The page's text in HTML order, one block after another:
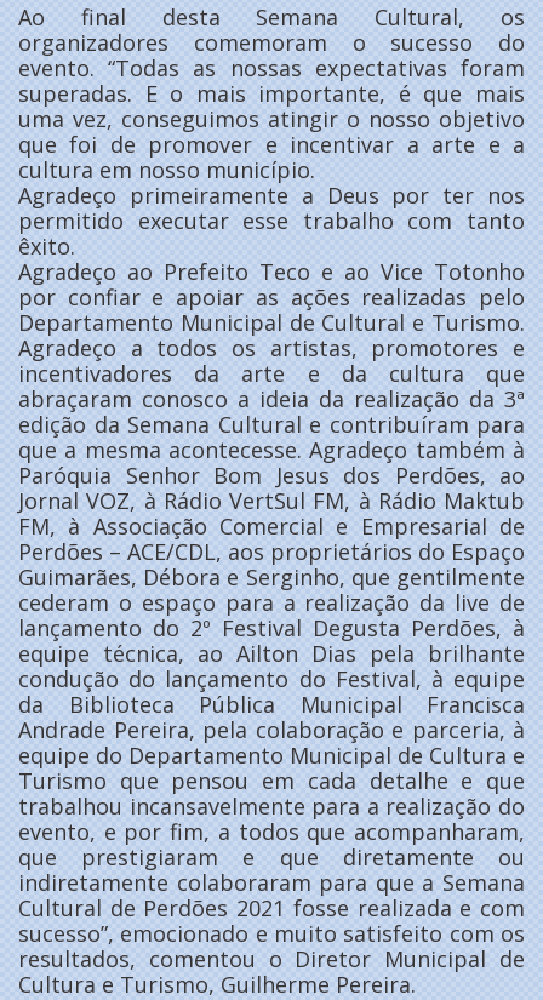
Ao final desta Semana Cultural, os
organizadores comemoram o sucesso do
evento. “Todas as nossas expectativas foram
superadas. E o mais importante, é que mais
uma vez, conseguimos atingir o nosso objetivo
que foi de promover e incentivar a arte e a
cultura em nosso município.
Agradeço primeiramente a Deus por ter nos
permitido executar esse trabalho com tanto
êxito.
Agradeço ao Prefeito Teco e ao Vice Totonho
por confiar e apoiar as ações realizadas pelo
Departamento Municipal de Cultural e Turismo.
Agradeço a todos os artistas, promotores e
incentivadores da arte e da cultura que
abraçaram conosco a ideia da realização da 3ª
edição da Semana Cultural e contribuíram para
que a mesma acontecesse. Agradeço também à
Paróquia Senhor Bom Jesus dos Perdões, ao
Jornal VOZ, à Rádio VertSul FM, à Rádio Maktub
FM, à Associação Comercial e Empresarial de
Perdões – ACE/CDL, aos proprietários do Espaço
Guimarães, Débora e Serginho, que gentilmente
cederam o espaço para a realização da live de
lançamento do 2º Festival Degusta Perdões, à
equipe técnica, ao Ailton Dias pela brilhante
condução do lançamento do Festival, à equipe
da Biblioteca Pública Municipal Francisca
Andrade Pereira, pela colaboração e parceria, à
equipe do Departamento Municipal de Cultura e
Turismo que pensou em cada detalhe e que
trabalhou incansavelmente para a realização do
evento, e por fim, a todos que acompanharam,
que prestigiaram e que diretamente ou
indiretamente colaboraram para que a Semana
Cultural de Perdões 2021 fosse realizada e com
sucesso”, emocionado e muito satisfeito com os
resultados, comentou o Diretor Municipal de
Cultura e Turismo, Guilherme Pereira.